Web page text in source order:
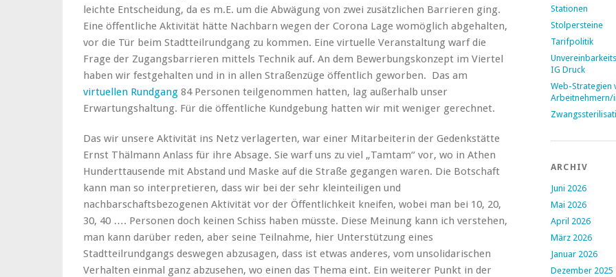
leichte Entscheidung, da es m.E. um die Abwägung von zwei zusätzlichen Barrieren ging.
Eine öffentliche Aktivität hätte Nachbarn wegen der Corona Lage womöglich abgehalten,
vor die Tür beim Stadtteilrundgang zu kommen. Eine virtuelle Veranstaltung warf die
Frage der Zugangsbarrieren mittels Technik auf. An dem Bewerbungskonzept im Viertel
haben wir festgehalten und in in allen Straßenzüge öffentlich geworben. Das am
virtuellen Rundgang 84 Personen teilgenommen hatten, lag außerhalb unser
Erwartungshaltung. Für die öffentliche Kundgebung hatten wir mit weniger gerechnet.
Das wir unsere Aktivität ins Netz verlagerten, war einer Mitarbeiterin der Gedenkstätte
Ernst Thälmann Anlass für ihre Absage. Sie warf uns zu viel „Tamtam“ vor, wo in Athen
Hunderttausende mit Abstand und Maske auf die Straße gegangen waren. Die Botschaft
kann man so interpretieren, dass wir bei der sehr kleinteiligen und
nachbarschaftsbezogenen Aktivität vor der Öffentlichkeit kneifen, wobei man bei 10, 20,
30, 40 …. Personen doch keinen Schiss haben müsste. Diese Meinung kann ich verstehen,
man kann darüber reden, aber seine Teilnahme, hier Unterstützung eines
Stadtteilrundgangs deswegen abzusagen, dass ist etwas anderes, vom unsolidarischen
Verhalten einmal ganz abzusehen, wo einen das Thema eint. Ein weiterer Punkt in der
Stationen
Stolpersteine
Tarifpolitik
IG Druck
Web-Strategien
Arbeitnehmern/
ARCHIV
Juni 2026
Mai 2026
April 2026
März 2026
Januar 2026
Dezember 2025